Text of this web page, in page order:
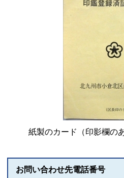
紙製のカード（印影欄の
お問い合わせ先電話番号